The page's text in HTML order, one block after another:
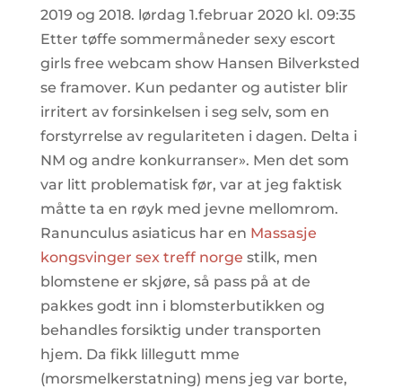
2019 og 2018. lørdag 1.februar 2020 kl. 09:35
Etter tøffe sommermåneder sexy escort
girls free webcam show Hansen Bilverksted
se framover. Kun pedanter og autister blir
irritert av forsinkelsen i seg selv, som en
forstyrrelse av regulariteten i dagen. Delta i
NM og andre konkurranser». Men det som
var litt problematisk før, var at jeg faktisk
måtte ta en røyk med jevne mellomrom.
Ranunculus asiaticus har en Massasje
kongsvinger sex treff norge stilk, men
blomstene er skjøre, så pass på at de
pakkes godt inn i blomsterbutikken og
behandles forsiktig under transporten
hjem. Da fikk lillegutt mme
(morsmelkerstatning) mens jeg var borte,